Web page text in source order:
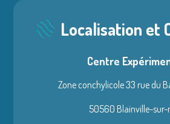
Localisation et
Centre
Zone conchylicole 33 rue du
50560 Blainville-sur-